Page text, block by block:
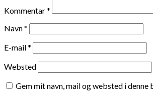
Kommentar*
Navn*
E-mail*
Websted
Gem mit navn, mail og websted i